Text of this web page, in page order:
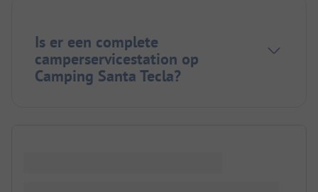
Is er een complete
camperservicestation op
Camping Santa Tecla?